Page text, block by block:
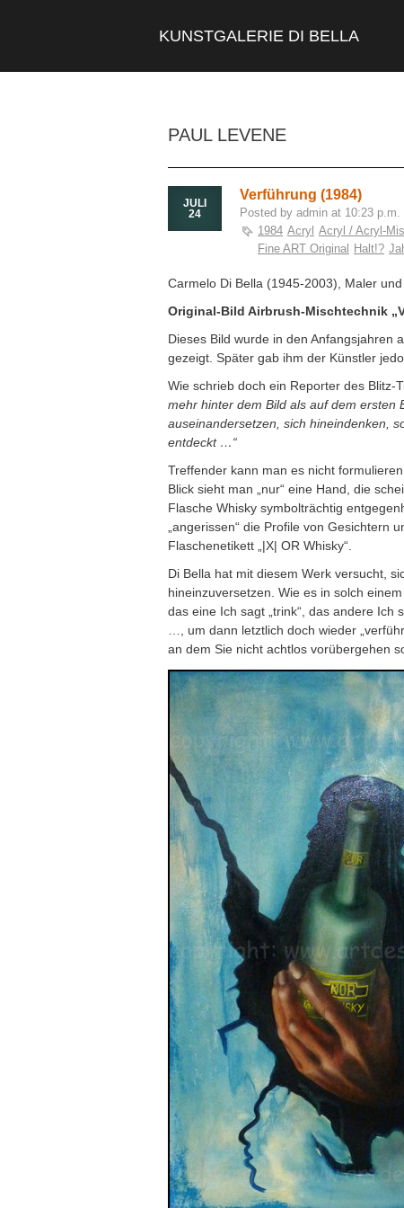
KUNSTGALERIE DI BELLA
PAUL LEVENE
JULI
24
Verführung (1984)
Posted by admin at 10:23 p.m.
1984 Acryl Acryl / Acryl-
Fine ART Original
Halt!?
Carmelo Di Bella (1945-2003), Maler
Original-Bild Airbrush-Mischtechnik
Dieses Bild wurde in den Anfangsjahren
gezeigt. Später gab ihm der Künstler
Wie schrieb doch ein Reporter des Blitz-
mehr hinter dem Bild als auf dem ersten
auseinandersetzen, sich hineindenken,
entdeckt …“
Treffender kann man es nicht
Blick sieht man „nur“ eine Hand, die
Flasche Whisky symbolträchtig
„angerissen“ die Profile von Gesichtern
Flaschenetikett „|X| OR Whisky“.
Di Bella hat mit diesem Werk versucht,
hineinzuversetzen. Wie es in solch
das eine Ich sagt „trink“, das andere Ich
…, um dann letztlich doch wieder
an dem Sie nicht achtlos vorübergehen